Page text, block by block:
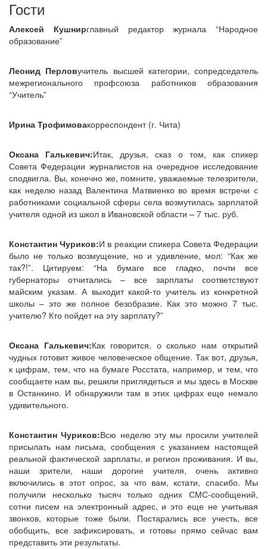
Гости
Алексей Кушнирглавный редактор журнала “Народное
образование”
Леонид Перловучитель высшей категории, сопредседатель
межрегионального профсоюза работников образования
“Учитель”
Ирина Трофимовакорреспондент (г. Чита)
Оксана Галькевич:Итак, друзья, сказ о том, как спикер
Совета Федерации журналистов на очередное исследование
сподвигла. Вы, конечно же, помните, уважаемые телезрители,
как неделю назад Валентина Матвиенко во время встречи с
работниками социальной сферы села возмутилась зарплатой
учителя одной из школ в Ивановской области – 7 тыс. руб.
Константин Чуриков:И в реакции спикера Совета Федерации
было не только возмущение, но и удивление, мол: “Как же
так?!”. Цитируем: “На бумаге все гладко, почти все
губернаторы отчитались – все зарплаты соответствуют
майским указам. А выходит какой-то учитель из конкретной
школы – это же полное безобразие. Как это можно 7 тыс.
учителю? Кто пойдет на эту зарплату?”
Оксана Галькевич:Как говорится, о сколько нам открытий
чудных готовит живое человеческое общение. Так вот, друзья,
к цифрам, тем, что на бумаге Росстата, например, и тем, что
сообщаете нам вы, решили приглядеться и мы здесь в Москве
в Останкино. И обнаружили там в этих цифрах еще немало
удивительного.
Константин Чуриков:Всю неделю эту мы просили учителей
присылать нам письма, сообщения с указанием настоящей
реальной фактической зарплаты, и регион проживания. И вы,
наши зрители, наши дорогие учителя, очень активно
включились в этот опрос, за что вам, кстати, спасибо. Мы
получили несколько тысяч только одних СМС-сообщений,
сотни писем на электронный адрес, и это еще не учитывая
звонков, которые тоже были. Постарались все учесть, все
обобщить, все зафиксировать, и готовы прямо сейчас вам
представить эти результаты.